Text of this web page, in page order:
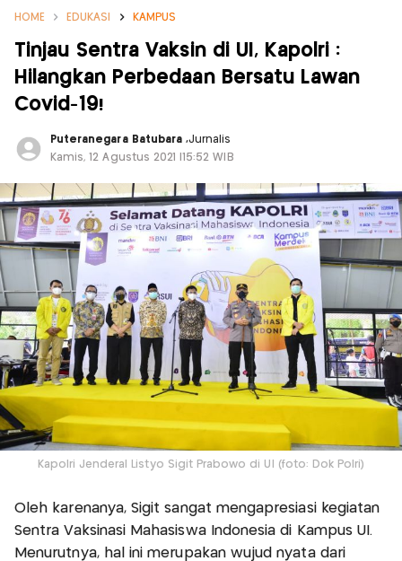
HOME EDUKASI KAMPUS
Tinjau Sentra Vaksin di UI, Kapolri :
Hilangkan Perbedaan Bersatu Lawan
Covid-19!
Puteranegara Batubara,Jurnalis
Kamis, 12 Agustus 2021 |15:52 WIB
Kapolri Jenderal Listyo Sigit Prabowo di UI (foto: Dok Polri)
Oleh karenanya, Sigit sangat mengapresiasi kegiatan
Sentra Vaksinasi Mahasiswa Indonesia di Kampus UI.
Menurutnya, hal ini merupakan wujud nyata dari